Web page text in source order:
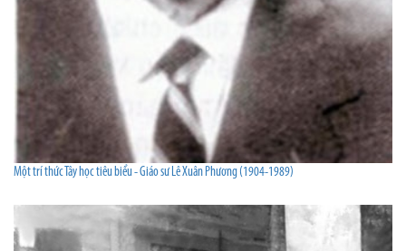
Một trí thức Tây học tiêu biểu - Giáo sư Lê Xuân Phương (1904-1989)